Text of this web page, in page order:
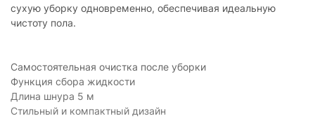
сухую уборку одновременно, обеспечивая идеальную
чистоту пола.
Самостоятельная очистка после уборки
Функция сбора жидкости
Длина шнура 5 м
Стильный и компактный дизайн